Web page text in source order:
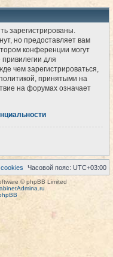
зарегистрированы.
но предоставляет вам
конференции могут
для
чем зарегистрироваться,
принятыми на
на форумах означает
Часовой пояс: UTC+03:00
© phpBB Limited